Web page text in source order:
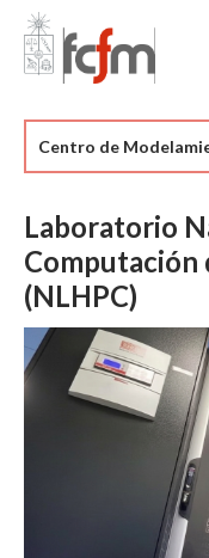
Estudiantes
Académicas/os
Centro de
Laboratorio
Computación
(NLHPC)